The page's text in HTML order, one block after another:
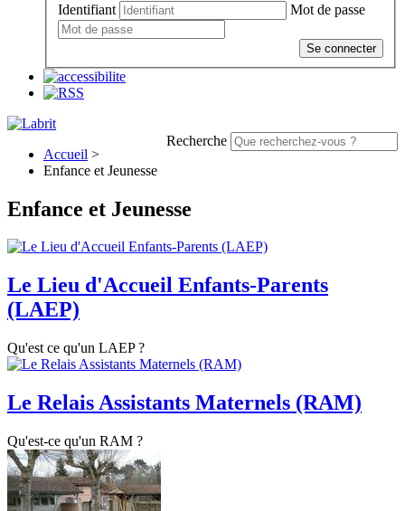
Identifiant Mot de passe
Se connecter
Recherche
Accueil >
Enfance et Jeunesse
Enfance et Jeunesse
Le Lieu d'Accueil Enfants-Parents
(LAEP)
Qu'est ce qu'un LAEP ?
Le Relais Assistants Maternels (RAM)
Qu'est-ce qu'un RAM ?